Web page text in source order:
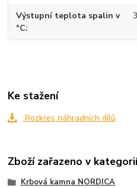
Výstupní teplota spalin v
°C
Ke stažení
Rozkres náhradních dílů
Zboží zařazeno v
Krbová kamna NORDICA